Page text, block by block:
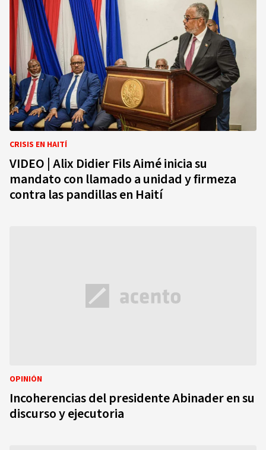
CRISIS EN HAITÍ
VIDEO | Alix Didier Fils Aimé inicia su
mandato con llamado a unidad y firmeza
contra las pandillas en Haití
OPINIÓN
Incoherencias del presidente Abinader en su
discurso y ejecutoria